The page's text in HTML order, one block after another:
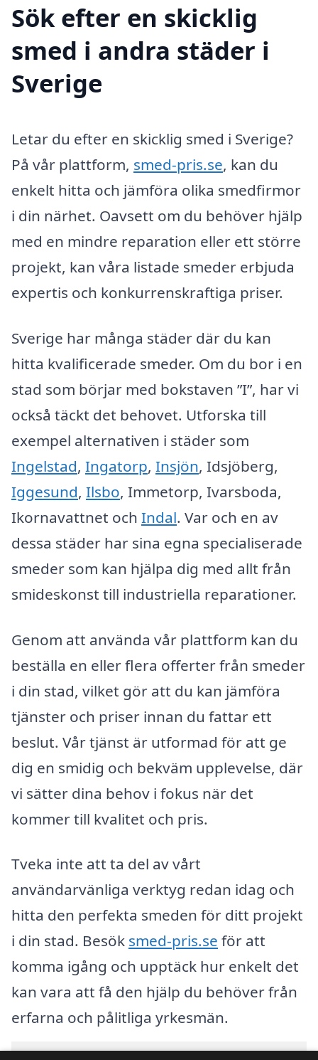
Sök efter en skicklig
smed i andra städer i
Sverige
Letar du efter en skicklig smed i Sverige?
På vår plattform, smed-pris.se, kan du
enkelt hitta och jämföra olika smedfirmor
i din närhet. Oavsett om du behöver hjälp
med en mindre reparation eller ett större
projekt, kan våra listade smeder erbjuda
expertis och konkurrenskraftiga priser.
Sverige har många städer där du kan
hitta kvalificerade smeder. Om du bor i en
stad som börjar med bokstaven ”I”, har vi
också täckt det behovet. Utforska till
exempel alternativen i städer som
Ingelstad, Ingatorp, Insjön, Idsjöberg,
Iggesund, Ilsbo, Immetorp, Ivarsboda,
Ikornavattnet och Indal. Var och en av
dessa städer har sina egna specialiserade
smeder som kan hjälpa dig med allt från
smideskonst till industriella reparationer.
Genom att använda vår plattform kan du
beställa en eller flera offerter från smeder
i din stad, vilket gör att du kan jämföra
tjänster och priser innan du fattar ett
beslut. Vår tjänst är utformad för att ge
dig en smidig och bekväm upplevelse, där
vi sätter dina behov i fokus när det
kommer till kvalitet och pris.
Tveka inte att ta del av vårt
användarvänliga verktyg redan idag och
hitta den perfekta smeden för ditt projekt
i din stad. Besök smed-pris.se för att
komma igång och upptäck hur enkelt det
kan vara att få den hjälp du behöver från
erfarna och pålitliga yrkesmän.